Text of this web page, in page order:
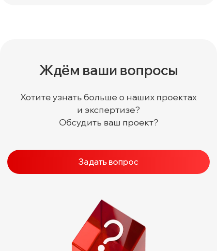
Ждём ваши вопросы
Хотите узнать больше о наших проектах
и экспертизе?
Обсудить ваш проект?
Задать вопрос